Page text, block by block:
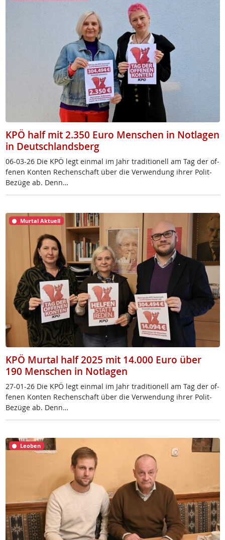
KPÖ half mit 2.350 Euro Menschen in Notlagen
in Deutschlandsberg
06-03-26 Die KPÖ legt ein­mal im Jahr tra­di­tio­nell am Tag der of­
fe­nen Kon­ten Re­chen­schaft über die Ver­wen­dung ih­rer Po­lit-
Be­zü­ge ab. Denn…
Murtal Aktuell
KPÖ Murtal half 2025 mit 14.000 Euro über
190 Menschen in Notlagen
27-01-26 Die KPÖ legt ein­mal im Jahr tra­di­tio­nell am Tag der of­
fe­nen Kon­ten Re­chen­schaft über die Ver­wen­dung ih­rer Po­lit-
Be­zü­ge ab. Denn…
Leoben